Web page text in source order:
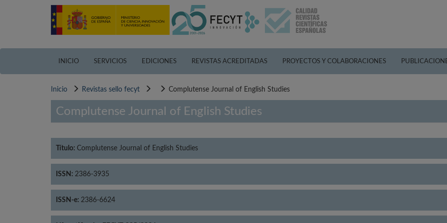
INICIO SERVICIOS EDICIONES REVISTAS ACREDITADAS PROYECTOS Y COLABORACIONES
Inicio Revistas sello fecyt Complutense Journal of English Studies
Complutense Journal of English Studies
Título: Complutense Journal of English Studies
ISSN: 2386-3935
ISSN-e: 2386-6624